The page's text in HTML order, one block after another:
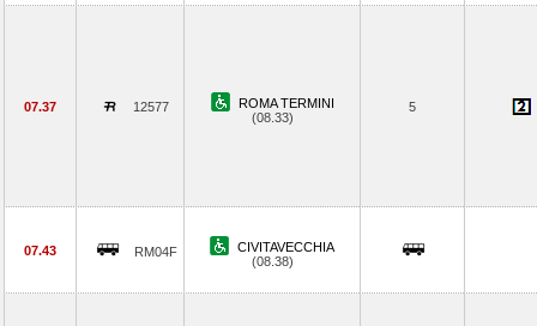
07.37 12577
ROMA TERMINI
(08.33)
5
07.43 RM04F
CIVITAVECCHIA
(08.38)